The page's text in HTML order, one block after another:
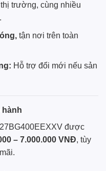
trường, cùng nhiều
tận nơi trên toàn
Hỗ trợ đổi mới nếu sản
hành
được
– 7.000.000 VNĐ, tùy